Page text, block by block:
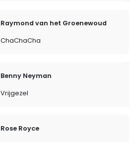
Raymond van het Groenewoud
ChaChaCha
Benny Neyman
Vrijgezel
Rose Royce